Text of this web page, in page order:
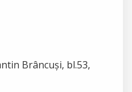
Brâncuși, bl.53,